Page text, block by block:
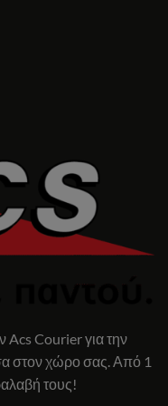
Acs Courier για την
στον χώρο σας. Από 1
τους!